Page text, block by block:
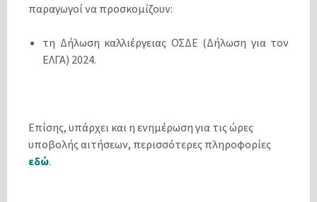
παραγωγοί να προσκομίζουν:
τη Δήλωση καλλιέργειας ΟΣΔΕ (Δήλωση για τον
ΕΛΓΑ) 2024.
Επίσης, υπάρχει και η ενημέρωση για τις ώρες
υποβολής αιτήσεων, περισσότερες πληροφορίες
εδώ.